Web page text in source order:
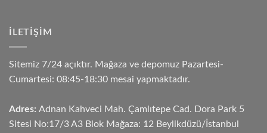
İLETIŞIM
Sitemiz 7/24 açıktır. Mağaza ve depomuz Pazartesi-
Cumartesi: 08:45-18:30 mesai yapmaktadır.
Adres: Adnan Kahveci Mah. Çamlıtepe Cad. Dora Park 5
Sitesi No:17/3 A3 Blok Mağaza: 12 Beylikdüzü/İstanbul